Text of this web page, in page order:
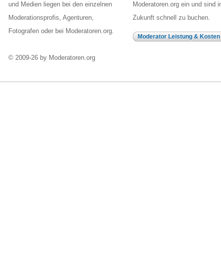
und Medien liegen bei den einzelnen
Moderationsprofis, Agenturen,
Fotografen oder bei Moderatoren.org.
© 2009-26 by Moderatoren.org
Moderatoren.org ein und sind
Zukunft schnell zu buchen.
Moderator Leistung & Kosten